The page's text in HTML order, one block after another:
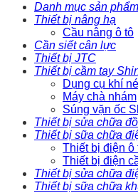
Danh mục sản phẩm
Thiết bị nâng hạ
Cầu nâng ô tô
Cần siết cân lực
Thiết bị JTC
Thiết bị cầm tay
Dụng cụ khí
Máy chà nhám
Súng vặn ốc
Thiết bị sửa chữa
Thiết bị sữa chữa
Thiết bị điện ô
Thiết bị điện
Thiết bị sửa chữa
Thiết bị sữa chữa